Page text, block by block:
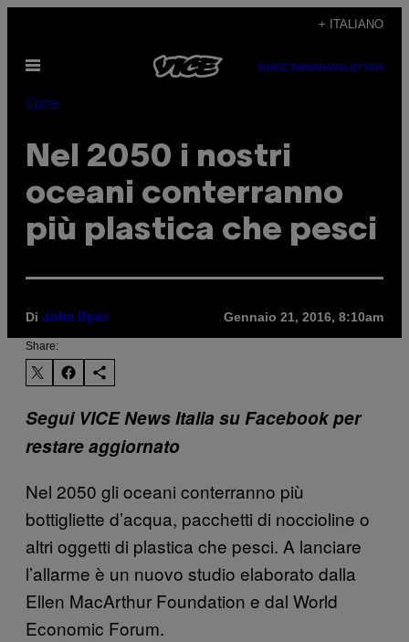
contenuto
+ ITALIANO
Apri
SUBSCRIBENEWSLETTER
Crime
Nel 2050 i nostri
oceani conterranno
più plastica che pesci
Di John Dyer Gennaio 21, 2016, 8:10am
Share:
Segui VICE News Italia su Facebook per
restare aggiornato
Nel 2050 gli oceani conterranno più
bottigliette d’acqua, pacchetti di noccioline o
altri oggetti di plastica che pesci. A lanciare
l’allarme è un nuovo studio elaborato dalla
Ellen MacArthur Foundation e dal World
Economic Forum.